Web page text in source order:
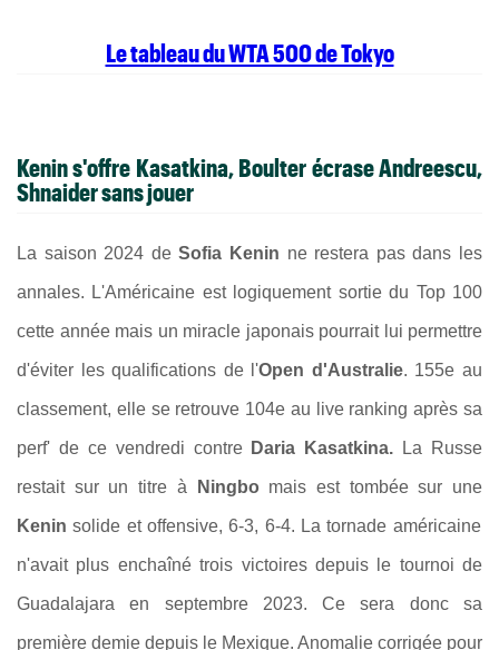
Le tableau du WTA 500 de Tokyo
Kenin s'offre Kasatkina, Boulter écrase Andreescu,
Shnaider sans jouer
La saison 2024 deSofia Kenin ne restera pas dans les
annales. L'Américaine est logiquement sortie du Top 100
cette année mais un miracle japonais pourrait lui permettre
d'éviter les qualifications de l'Open d'Australie. 155e au
classement, elle se retrouve 104e au live ranking après sa
perf' de ce vendredi contre Daria Kasatkina. La Russe
restait sur un titre à Ningbo mais est tombée sur une
Kenin solide et offensive, 6-3, 6-4. La tornade américaine
n'avait plus enchaîné trois victoires depuis le tournoi de
Guadalajara en septembre 2023. Ce sera donc sa
première demie depuis le Mexique. Anomalie corrigée pour